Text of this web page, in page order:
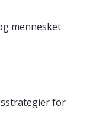
mennesket
for